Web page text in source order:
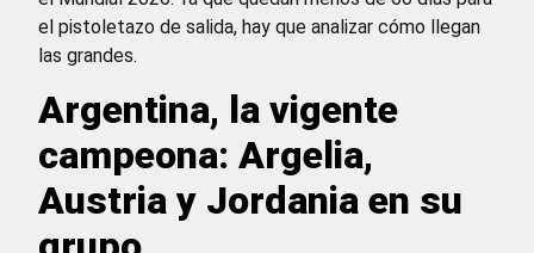
el pistoletazo de salida, hay que analizar cómo llegan
las grandes.
Argentina, la vigente
campeona: Argelia,
Austria y Jordania en su